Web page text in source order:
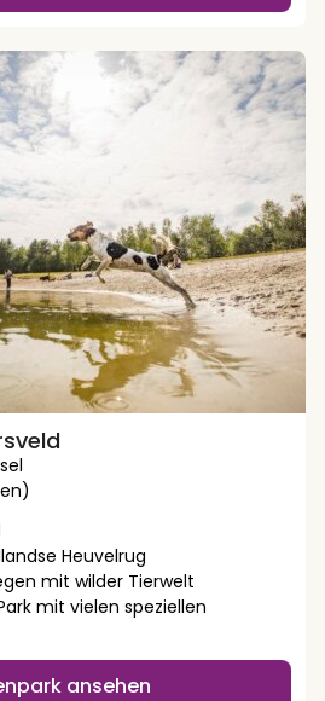
Heuvelrug
mit wilder Tierwelt
mit vielen speziellen
ansehen